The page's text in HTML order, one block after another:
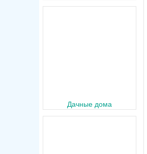
Дачные